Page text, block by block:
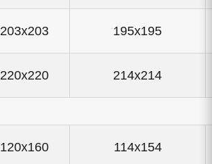
203x203 195x195
220x220 214x214
120x160 114x154